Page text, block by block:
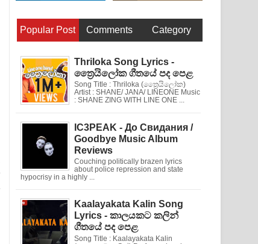
Popular Post Comments Category
Thriloka Song Lyrics -
ත්‍රෛයිලෝක ගීතයේ පද පෙළ
Song Title : Thriloka (ත්‍රෛයිලෝක)
Artist : SHANE/ JANA/ LINEONE Music
: SHANE ZING WITH LINE ONE ...
IC3PEAK - До Свидания /
Goodbye Music Album
Reviews
Couching politically brazen lyrics
about police repression and state
hypocrisy in a highly ...
Kaalayakata Kalin Song
Lyrics - කාලයකට කලින්
ගීතයේ පද පෙළ
Song Title : Kaalayakata Kalin